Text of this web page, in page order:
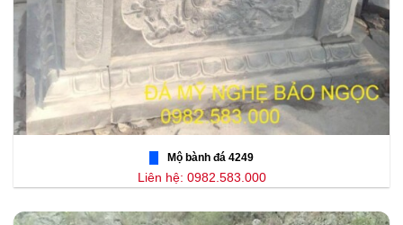
Mộ bành đá 4249
Liên hệ: 0982.583.000